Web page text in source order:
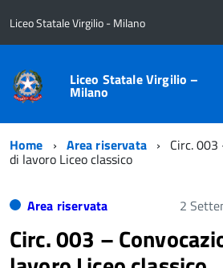
Liceo Statale Virgilio - Milano
Liceo Statale Virgilio –
Milano
Home Area riservata Circ. 003
di lavoro Liceo classico
Area riservata 2
Circ. 003 –